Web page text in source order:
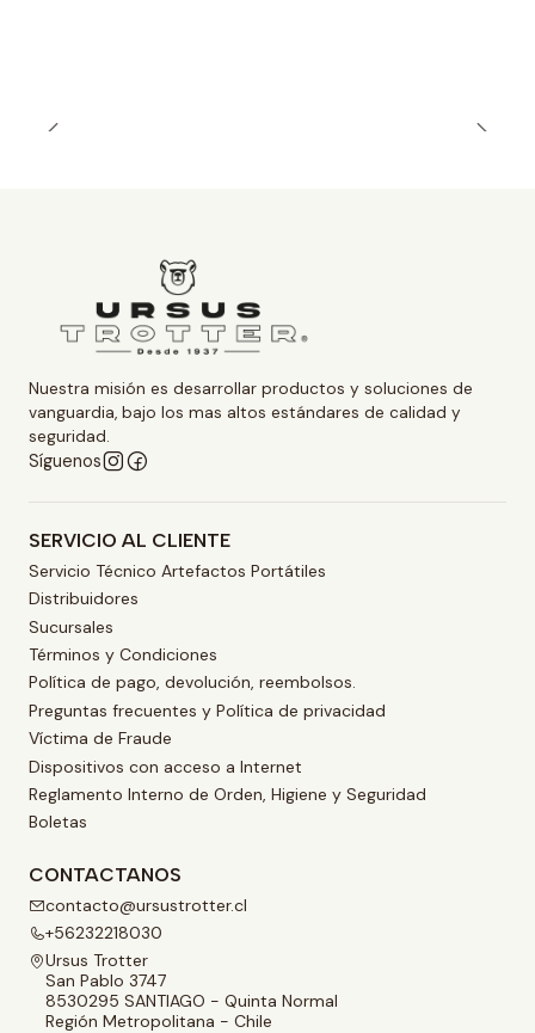
Nuestra misión es desarrollar productos y soluciones de
vanguardia, bajo los mas altos estándares de calidad y
seguridad.
Síguenos
SERVICIO AL CLIENTE
Servicio Técnico Artefactos Portátiles
Distribuidores
Sucursales
Términos y Condiciones
Política de pago, devolución, reembolsos.
Preguntas frecuentes y Política de privacidad
Víctima de Fraude
Dispositivos con acceso a Internet
Reglamento Interno de Orden, Higiene y Seguridad
Boletas
CONTACTANOS
contacto@ursustrotter.cl
+56232218030
Ursus Trotter
San Pablo 3747
8530295 SANTIAGO - Quinta Normal
Región Metropolitana - Chile